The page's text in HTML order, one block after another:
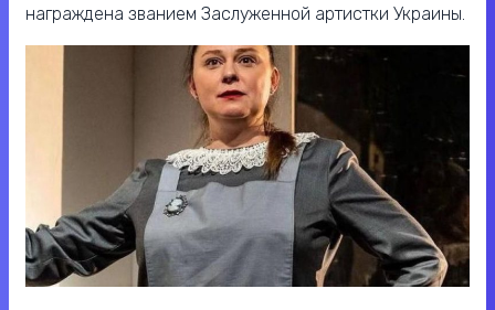
награждена званием Заслуженной артистки Украины.